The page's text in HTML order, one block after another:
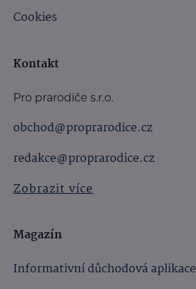
Cookies
Kontakt
Pro prarodiče s.r.o.
obchod@proprarodice.cz
redakce@proprarodice.cz
Zobrazit více
Magazín
Informativní důchodová aplikace